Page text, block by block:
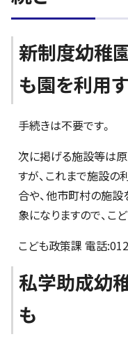
新制度幼稚
も園を利用
手続きは不要です。
次に掲げる施設等は
すが、これまで施設の
合や、他市町村の施
象になりますので、こ
こども政策課 電話
私学助成幼
も